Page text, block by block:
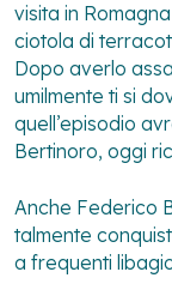
visita in
ciotola di
Dopo averlo
umilmente ti si
quell’episodio
Bertinoro, oggi
Anche Federico
talmente
a frequenti